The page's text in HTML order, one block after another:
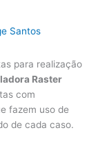
Santos
para realização
Raster
com
fazem uso de
de cada caso.